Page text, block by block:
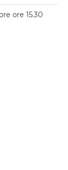
ore 15.30